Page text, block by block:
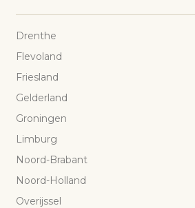
Drenthe
Flevoland
Friesland
Gelderland
Groningen
Limburg
Noord-Brabant
Noord-Holland
Overijssel